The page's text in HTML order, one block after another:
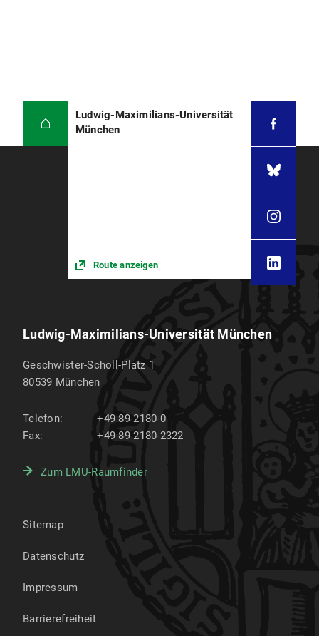
Ludwig-Maximilians-Universität
München
Route anzeigen
Ludwig-Maximilians-Universität München
Geschwister-Scholl-Platz 1
80539 München
Telefon:
+49 89 2180-0
Fax:
+49 89 2180-2322
Zum LMU-Raumfinder
Sitemap
Datenschutz
Impressum
Barrierefreiheit